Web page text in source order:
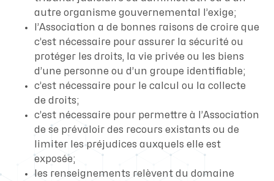
autre organisme gouvernemental l’exige;
l’Association a de bonnes raisons de croire que
c’est nécessaire pour assurer la sécurité ou
protéger les droits, la vie privée ou les biens
d’une personne ou d’un groupe identifiable;
c’est nécessaire pour le calcul ou la collecte
de droits;
c’est nécessaire pour permettre à l’Association
de se prévaloir des recours existants ou de
limiter les préjudices auxquels elle est
exposée;
les renseignements relèvent du domaine